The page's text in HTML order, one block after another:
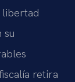
libertad
su
retira